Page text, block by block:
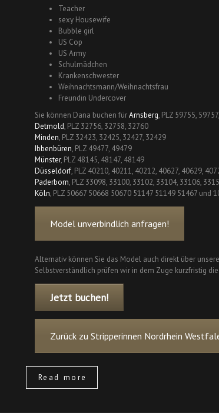
Teacher
sexy Housewife
Bubble girl
US Cop
US Army
Schulmädchen
Krankenschwester
Weihnachtsmann/Weihnachtsfrau
Freundin Undercover
Sie können Dana buchen fürArnsberg, PLZ 59755,
Detmold, PLZ 32756, 32758, 32760
Minden, PLZ 32423, 32425, 32427, 32429
Ibbenbüren, PLZ 49477, 49479
Münster, PLZ 48145, 48147, 48149
Düsseldorf, PLZ 40210, 40211, 40212, 40627, 40629,
Paderborn, PLZ 33098, 33100, 33102, 33104, 33106,
Köln, PLZ 50667 50668 50670 51147 51149 51467 und
Model unverbindlich anfragen!
Alternativ können Sie das Model auch direkt über
Selbstverständlich prüfen wir in dem Zuge kurzfristig
Jetzt buchen!
Zurück zu Stripperinnen Nordrhein
Read more